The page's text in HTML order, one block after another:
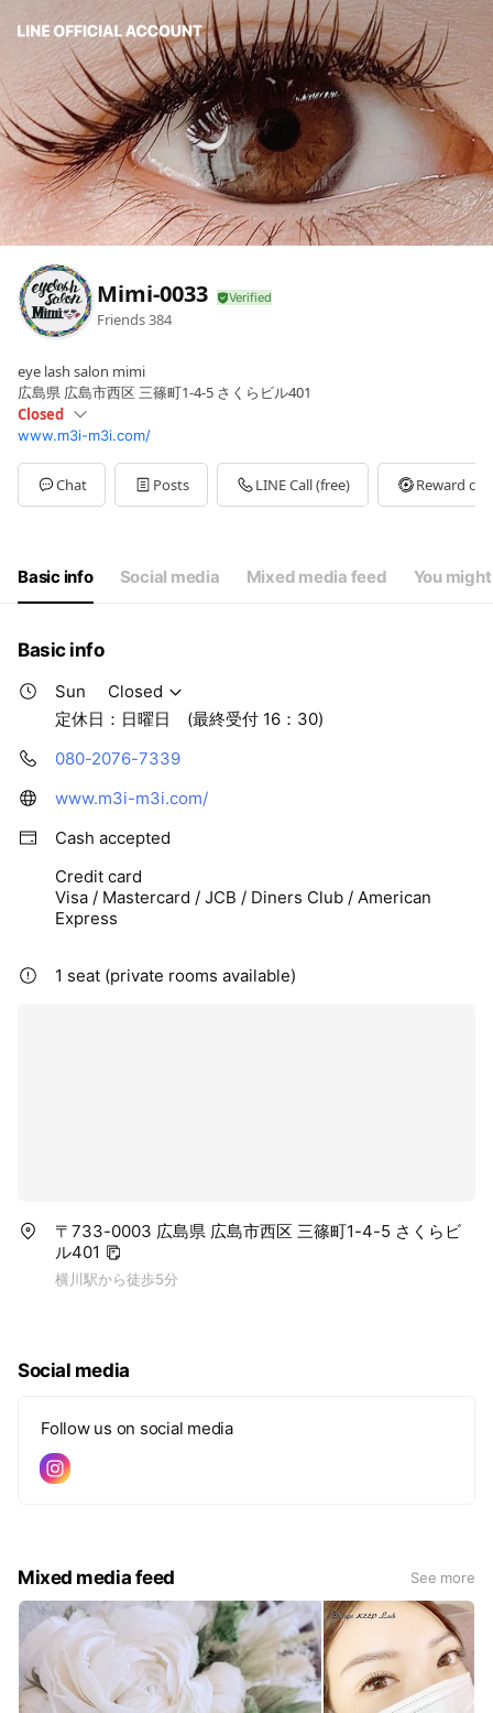
Mimi-0033
Friends384
eye lash salon mimi
広島県 広島市西区 三篠町1-4-5 さくらビル401
Closed
SunClosed
Mon09:00 - 18:00
Tue09:00 - 18:00
Wed09:00 - 18:00
09:00 - 18:00
定休日：日曜日 (最終受付 16：30)
www.m3i-m3i.com/
Chat Posts LINE Call (free) Reward
Basic info Social media Mixed media feed You
Basic info
Sun
Closed
定休日：日曜日 (最終受付 16：30)
080-2076-7339
www.m3i-m3i.com/
Cash accepted
Credit card
Visa / Mastercard / JCB / Diners Club / American
Express
1 seat (private rooms available)
〒733-0003 広島県 広島市西区 三篠町1-4-5 さくらビ
ル401
横川駅から徒歩5分
Social media
Follow us on social media
Mixed media feed See more